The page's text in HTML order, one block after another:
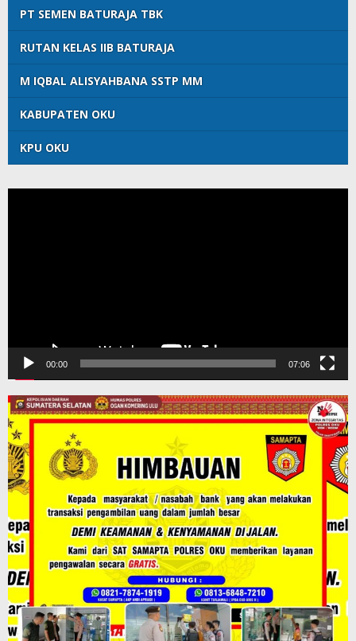
PT SEMEN BATURAJA TBK
RUTAN KELAS IIB BATURAJA
M IQBAL ALISYAHBANA SSTP MM
KABUPATEN OKU
KPU OKU
00:00 07:06